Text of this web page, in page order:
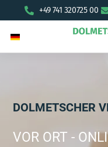
+49 741 320725 00
DOLMETSCHER
VOR ORT -